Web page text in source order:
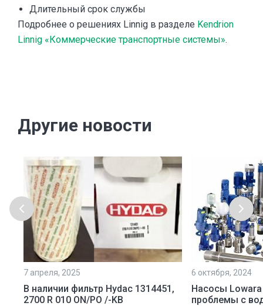
Длительный срок службы
Подробнее о решениях Linnig в разделе Kendrion
Linnig «Коммерческие транспортные системы».
Другие новости
7 апреля, 2025
В наличии фильтр Hydac 1314451,
2700 R 010 ON/PO /-KB
6 октября, 2024
Насосы
проблемы с